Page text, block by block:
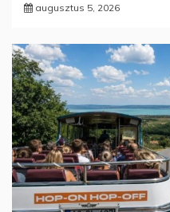
augusztus 5, 2026